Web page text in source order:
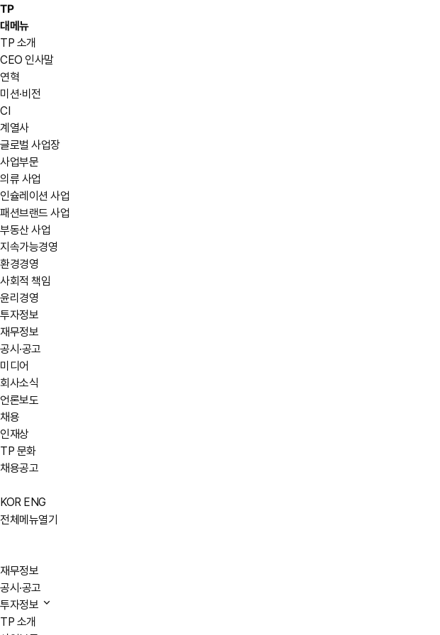
TP
대메뉴
TP 소개
CEO 인사말
연혁
미션·비전
CI
계열사
글로벌 사업장
사업부문
의류 사업
인슐레이션 사업
패션브랜드 사업
부동산 사업
지속가능경영
환경경영
사회적 책임
윤리경영
투자정보
재무정보
공시·공고
미디어
회사소식
언론보도
채용
인재상
TP 문화
채용공고
KOR ENG
전체메뉴열기
재무정보
공시·공고
투자정보
TP 소개